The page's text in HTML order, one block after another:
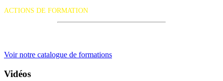
ACTIONS DE FORMATION
Voir notre catalogue de formations
Vidéos